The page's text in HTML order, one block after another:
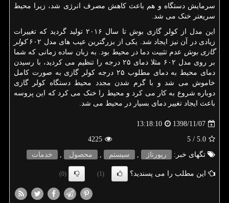
سرمایش دستگاه و هم باعث کاهش مصرف انرژی شد، زیرا محیط
سریعتر خنک می شد.
این مدل از کولر گازی بوش تا سال ۲۰۱۶ تولید گردید که تغییرات
زیادی در آن نیز ایجاد شد. یکی از بزرگترین عیب های مدل ۶۰۲
کولر
گازی بوش عدم تثبیت دما در محیط بود. به زبان ساده زمانی که شما
بر روی مدل ۶۰۲ مثلا دمای ۲۵ درجه را تنظیم می کردید، با رسیدن
دمای محیط به دمای مطلوب ۲۵ درجه کولر گازی به صورت کامل
خاموش می شد و با گرم شدن مجدد محیط دستگاه کولر گازی
دوباره شروع به کار می کرد و محیط را خنک می کرد که این پروسه
باعث ایجاد تغییر دمای بسیار در محیط می شد.
1398/11/07
13:18:10
5.0
/ 5
4225
تگهای خبر:
رپورتاژ , سیستم , محصول , خدمات
این مطلب را می پسندید؟ (1)
(0)